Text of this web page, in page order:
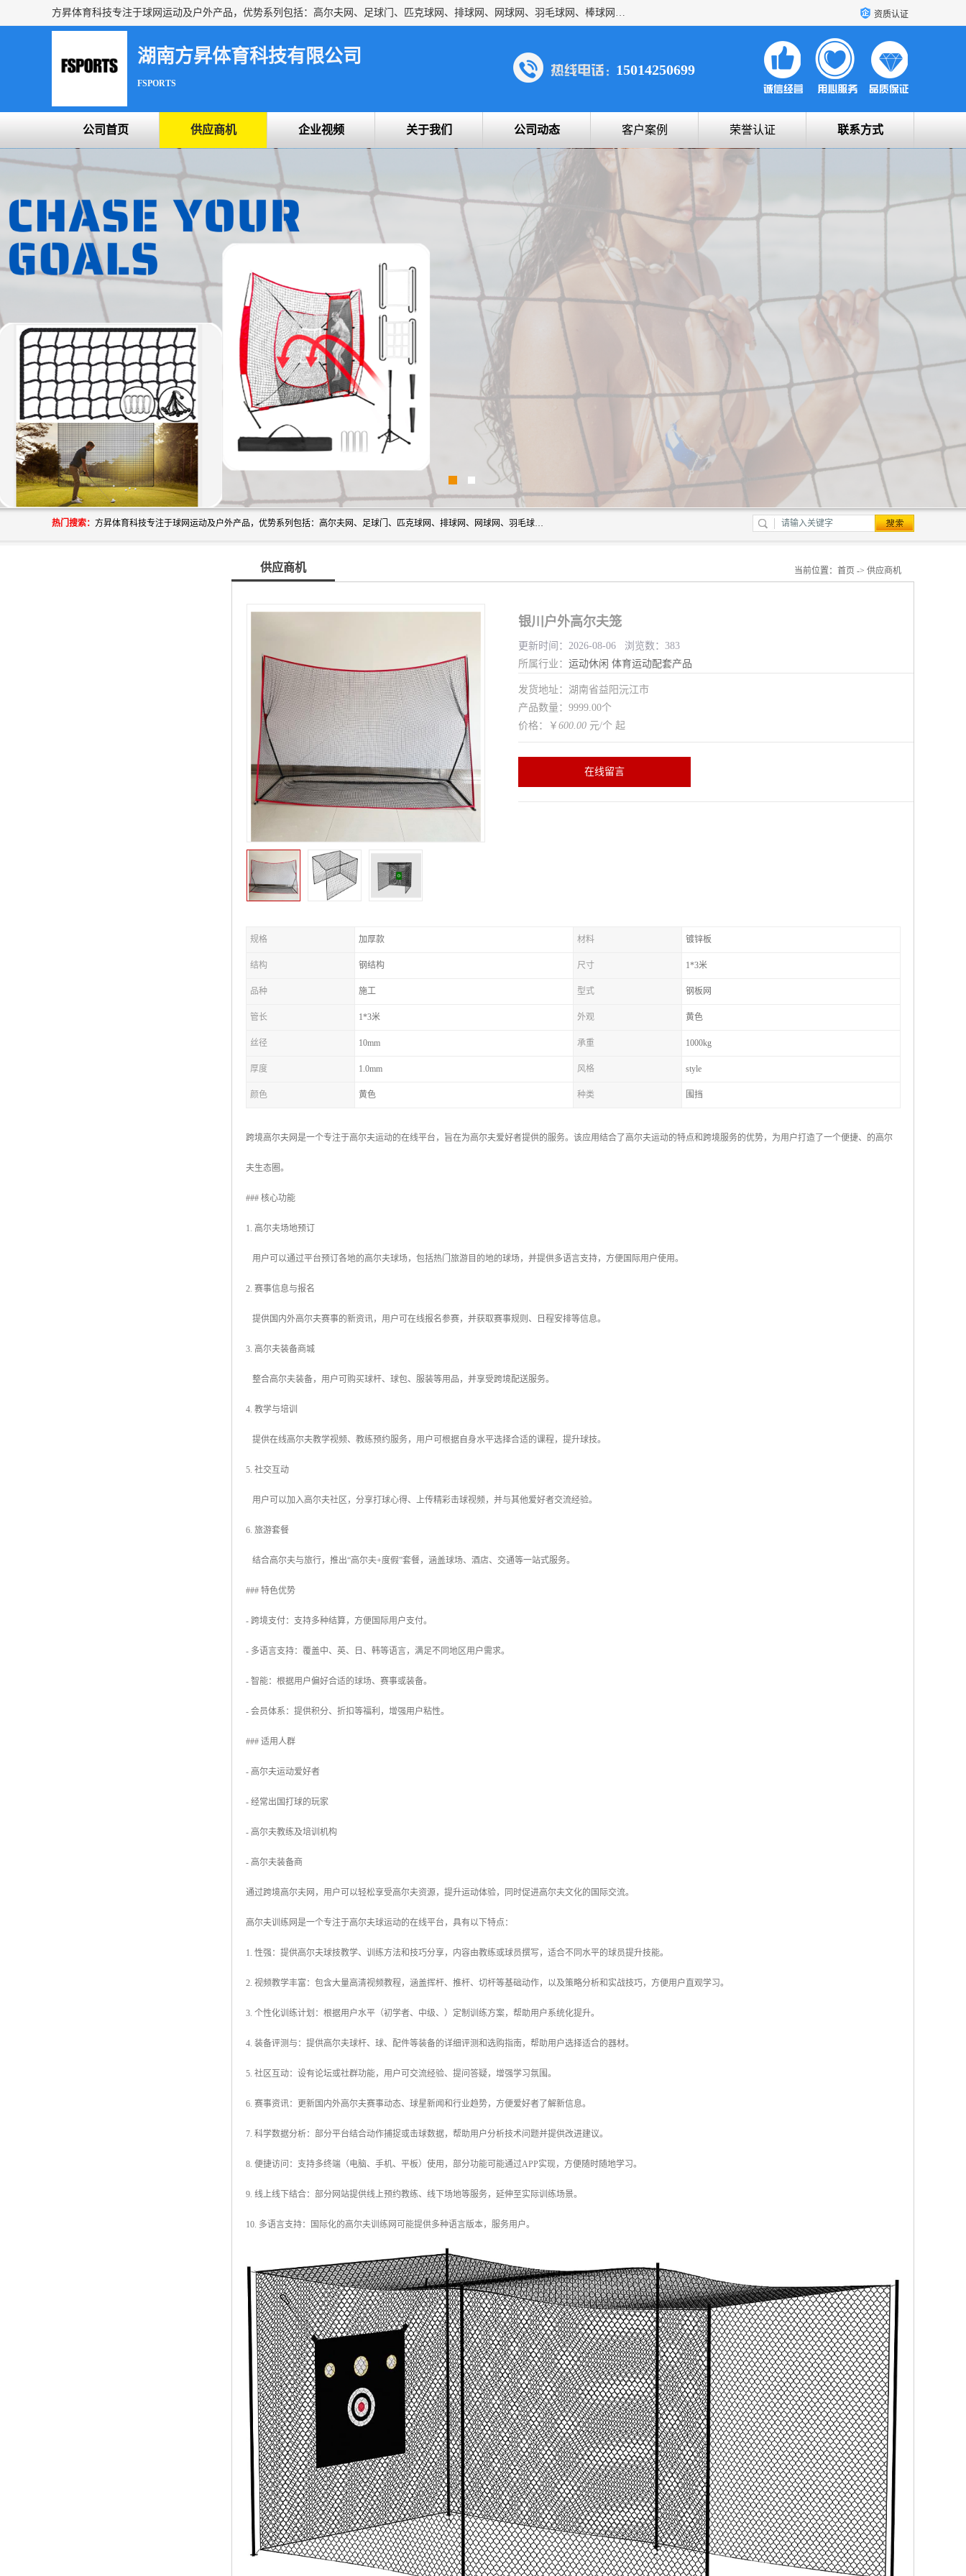
方昇体育科技专注于球网运动及户外产品，优势系列包括：高尔夫网、足球门、匹克球网、排球网、网球网、羽毛球网、棒球网、橄榄球网、乒乓球网、反弹网、冰球门、草地曲棍球门。 资质认证
湖南方昇体育科技有限公司
FSPORTS
15014250699
公司首页 供应商机 企业视频 关于我们 公司动态 客户案例 荣誉认证 联系方式
热门搜索： 方昇体育科技专注于球网运动及户外产品，优势系列包括：高尔夫网、足球门、匹克球网、排球网、网球网、羽毛球网、棒球网、橄榄球网、乒乓球网、反弹网、冰球门、草地曲棍球门。
供应商机 当前位置： 首页 -> 供应商机
银川户外高尔夫笼
更新时间：2026-08-06 浏览数：383
所属行业： 运动休闲 体育运动配套产品
发货地址：湖南省益阳沅江市
产品数量：9999.00个
价格：￥ 600.00 元/个 起
在线留言
规格 加厚款 材料 镀锌板
结构 钢结构 尺寸 1*3米
品种 施工 型式 钢板网
管长 1*3米 外观 黄色
丝径 10mm 承重 1000kg
厚度 1.0mm 风格 style
颜色 黄色 种类 围挡
跨境高尔夫网是一个专注于高尔夫运动的在线平台，旨在为高尔夫爱好者提供的服务。该应用结合了高尔夫运动的特点和跨境服务的优势，为用户打造了一个便捷、的高尔
夫生态圈。
### 核心功能
1. 高尔夫场地预订
用户可以通过平台预订各地的高尔夫球场，包括热门旅游目的地的球场，并提供多语言支持，方便国际用户使用。
2. 赛事信息与报名
提供国内外高尔夫赛事的新资讯，用户可在线报名参赛，并获取赛事规则、日程安排等信息。
3. 高尔夫装备商城
整合高尔夫装备，用户可购买球杆、球包、服装等用品，并享受跨境配送服务。
4. 教学与培训
提供在线高尔夫教学视频、教练预约服务，用户可根据自身水平选择合适的课程，提升球技。
5. 社交互动
用户可以加入高尔夫社区，分享打球心得、上传精彩击球视频，并与其他爱好者交流经验。
6. 旅游套餐
结合高尔夫与旅行，推出“高尔夫+度假”套餐，涵盖球场、酒店、交通等一站式服务。
### 特色优势
- 跨境支付：支持多种结算，方便国际用户支付。
- 多语言支持：覆盖中、英、日、韩等语言，满足不同地区用户需求。
- 智能：根据用户偏好合适的球场、赛事或装备。
- 会员体系：提供积分、折扣等福利，增强用户粘性。
### 适用人群
- 高尔夫运动爱好者
- 经常出国打球的玩家
- 高尔夫教练及培训机构
- 高尔夫装备商
通过跨境高尔夫网，用户可以轻松享受高尔夫资源，提升运动体验，同时促进高尔夫文化的国际交流。
高尔夫训练网是一个专注于高尔夫球运动的在线平台，具有以下特点：
1. 性强：提供高尔夫球技教学、训练方法和技巧分享，内容由教练或球员撰写，适合不同水平的球员提升技能。
2. 视频教学丰富：包含大量高清视频教程，涵盖挥杆、推杆、切杆等基础动作，以及策略分析和实战技巧，方便用户直观学习。
3. 个性化训练计划：根据用户水平（初学者、中级、）定制训练方案，帮助用户系统化提升。
4. 装备评测与：提供高尔夫球杆、球、配件等装备的详细评测和选购指南，帮助用户选择适合的器材。
5. 社区互动：设有论坛或社群功能，用户可交流经验、提问答疑，增强学习氛围。
6. 赛事资讯：更新国内外高尔夫赛事动态、球星新闻和行业趋势，方便爱好者了解新信息。
7. 科学数据分析：部分平台结合动作捕捉或击球数据，帮助用户分析技术问题并提供改进建议。
8. 便捷访问：支持多终端（电脑、手机、平板）使用，部分功能可能通过APP实现，方便随时随地学习。
9. 线上线下结合：部分网站提供线上预约教练、线下场地等服务，延伸至实际训练场景。
10. 多语言支持：国际化的高尔夫训练网可能提供多种语言版本，服务用户。